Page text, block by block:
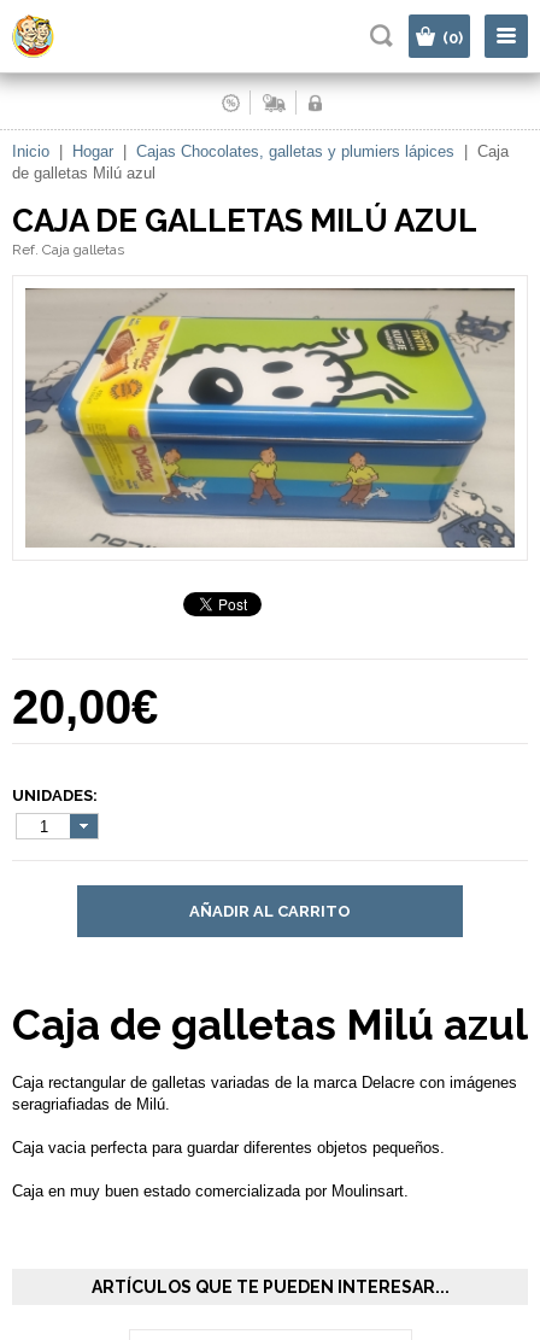
(0)
Inicio Hogar Cajas Chocolates, galletas y plumiers lápices
Caja
de galletas Milú azul
CAJA DE GALLETAS MILÚ AZUL
Ref. Caja galletas
20,00€
UNIDADES:
1
AÑADIR AL CARRITO
Caja de galletas Milú azul
Caja rectangular de galletas variadas de la marca Delacre con imágenes
seragriafiadas de Milú.
Caja vacia perfecta para guardar diferentes objetos pequeños.
Caja en muy buen estado comercializada por Moulinsart.
ARTÍCULOS QUE TE PUEDEN INTERESAR...